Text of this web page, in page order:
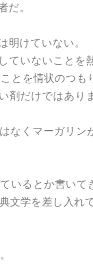
だ。
明けていない。
ていないことを
とを情状のつも
剤だけではあり
なくマーガリン
いるとか書いて
文学を差し入れ